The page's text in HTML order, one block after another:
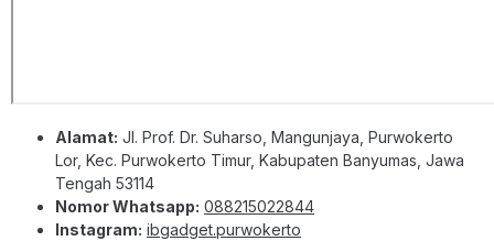
Alamat: Jl. Prof. Dr. Suharso, Mangunjaya, Purwokerto
Lor, Kec. Purwokerto Timur, Kabupaten Banyumas, Jawa
Tengah 53114
Nomor Whatsapp: 088215022844
Instagram: ibgadget.purwokerto